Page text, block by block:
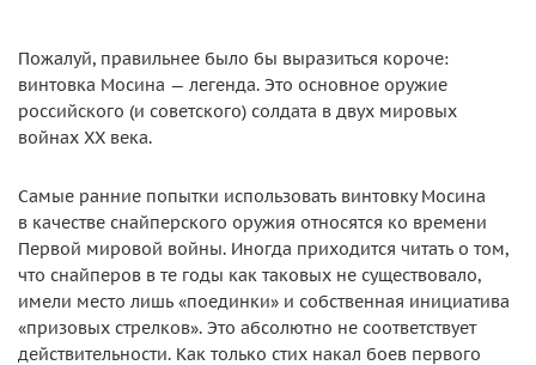
Пожалуй, правильнее было бы выразиться короче:
винтовка Мосина — легенда. Это основное оружие
российского (и советского) солдата в двух мировых
войнах ХХ века.
Самые ранние попытки использовать винтовку Мосина
в качестве снайперского оружия относятся ко времени
Первой мировой войны. Иногда приходится читать о том,
что снайперов в те годы как таковых не существовало,
имели место лишь «поединки» и собственная инициатива
«призовых стрелков». Это абсолютно не соответствует
действительности. Как только стих накал боев первого